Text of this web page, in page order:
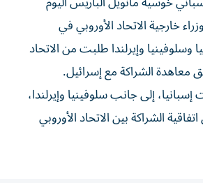
خارجية ⁠الاتحاد الأوروبي في
وسلوفينيا وإيرلندا طلبت ​من الاتحاد
معاهدة ⁠الشراكة مع إسرائيل.
​إلى ‌جانب ‌سلوفينيا وإيرلندا،
‌الشراكة ‌بين ⁠الاتحاد الأوروبي